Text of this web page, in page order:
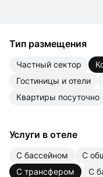
Тип размещения
частный сектор
гостиницы и отели
квартиры посуточно
Услуги в отеле
с бассейном с
с трансфером
с